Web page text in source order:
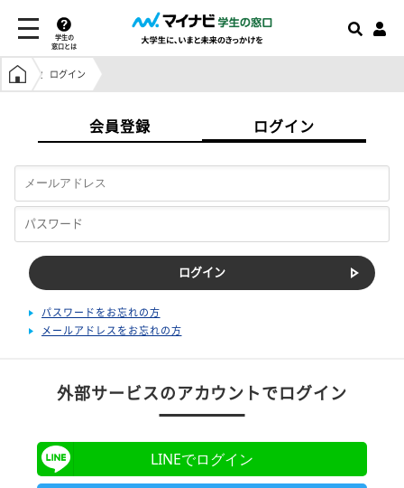
学生の
窓口とは
学生の窓口トップ
ログイン
会員登録 ログイン
パスワードをお忘れの方
メールアドレスをお忘れの方
外部サービスのアカウントでログイン
LINEでログイン